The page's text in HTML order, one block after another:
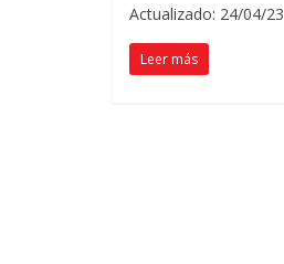
Actualizado: 24/04/23
Leer más